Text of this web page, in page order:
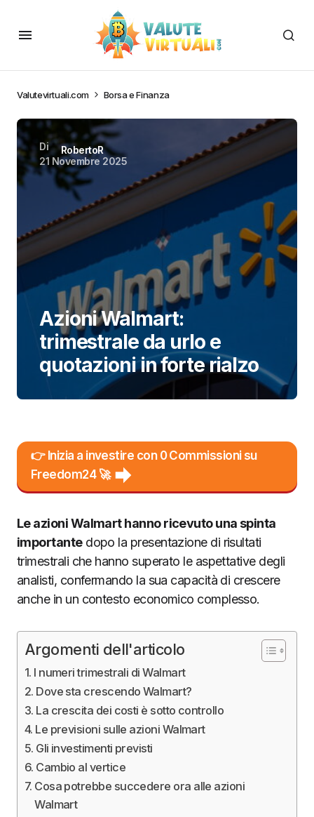
Valutevirtuali.com Borsa e Finanza
Di
RobertoR
21 Novembre 2025
Azioni Walmart:
trimestrale da urlo e
quotazioni in forte rialzo
👉 Inizia a investire con 0 Commissioni su
Freedom24 🚀
Le azioni Walmart hanno ricevuto una spinta
importantedopo la presentazione di risultati
trimestrali che hanno superato le aspettative degli
analisti, confermando la sua capacità di crescere
anche in un contesto economico complesso.
Argomenti dell'articolo
I numeri trimestrali di Walmart
Dove sta crescendo Walmart?
La crescita dei costi è sotto controllo
Le previsioni sulle azioni Walmart
Gli investimenti previsti
Cambio al vertice
Cosa potrebbe succedere ora alle azioni
Walmart